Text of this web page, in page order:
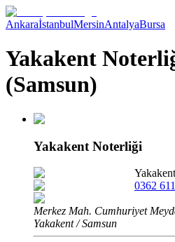
AnkaraİstanbulMersinAntalyaBursa
Yakakent
(Samsun)
Yakakent Noterliği
Yakakent
0362
Merkez Mah. Cumhuriyet
Yakakent / Samsun